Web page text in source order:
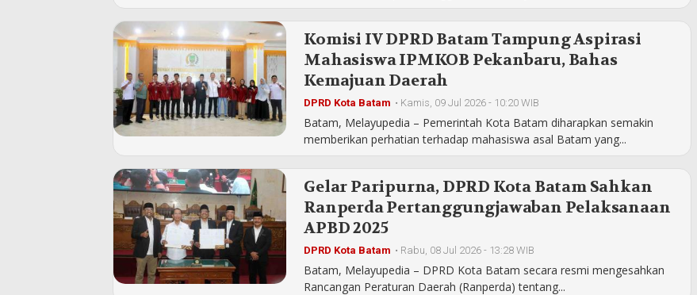
Komisi IV DPRD Batam Tampung Aspirasi
Mahasiswa IPMKOB Pekanbaru, Bahas
Kemajuan Daerah
DPRD Kota Batam • Kamis, 09 Jul 2026 - 10:20 WIB
Batam, Melayupedia – Pemerintah Kota Batam diharapkan semakin
memberikan perhatian terhadap mahasiswa asal Batam yang...
Gelar Paripurna, DPRD Kota Batam Sahkan
Ranperda Pertanggungjawaban Pelaksanaan
APBD 2025
DPRD Kota Batam • Rabu, 08 Jul 2026 - 13:28 WIB
Batam, Melayupedia – DPRD Kota Batam secara resmi mengesahkan
Rancangan Peraturan Daerah (Ranperda) tentang...